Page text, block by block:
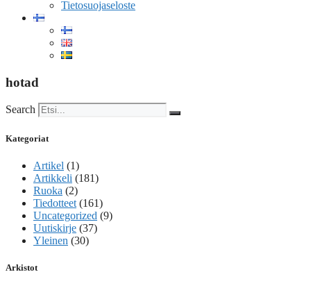
Tietosuojaseloste
hotad
Search
Kategoriat
Artikel (1)
Artikkeli (181)
Ruoka (2)
Tiedotteet (161)
Uncategorized (9)
Uutiskirje (37)
Yleinen (30)
Arkistot